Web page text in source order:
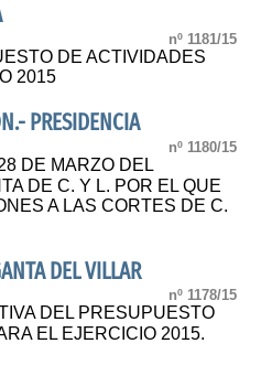
nº 1181/15
DE ACTIVIDADES
2015
PRESIDENCIA
nº 1180/15
DE MARZO DEL
DE C. Y L. POR EL QUE
A LAS CORTES DE C.
DEL VILLAR
nº 1178/15
DEL PRESUPUESTO
EL EJERCICIO 2015.